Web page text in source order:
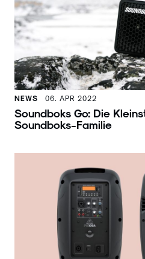
NEWS 06. APR 2022
Soundboks Go: Die
Soundboks-Familie